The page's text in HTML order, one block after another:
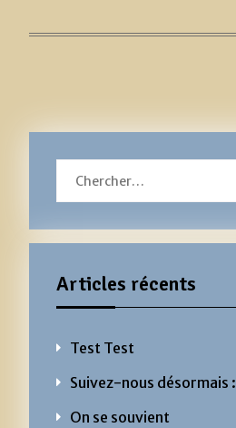
for:
Articles récents
Test Test
Suivez-nous désormais :
On se souvient